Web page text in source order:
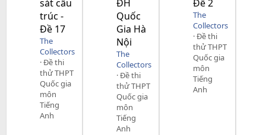
sát cấu
trúc -
Đề 17
The
Collectors
Đề thi
thử THPT
Quốc gia
môn
Tiếng
Anh
ĐH
Quốc
Gia Hà
Nội
The
Collectors
Đề thi
thử THPT
Quốc gia
môn
Tiếng
Anh
Đề 2
The
Collectors
Đề thi
thử THPT
Quốc gia
môn
Tiếng
Anh